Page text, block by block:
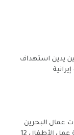
يدين استهداف
عمال البحرين